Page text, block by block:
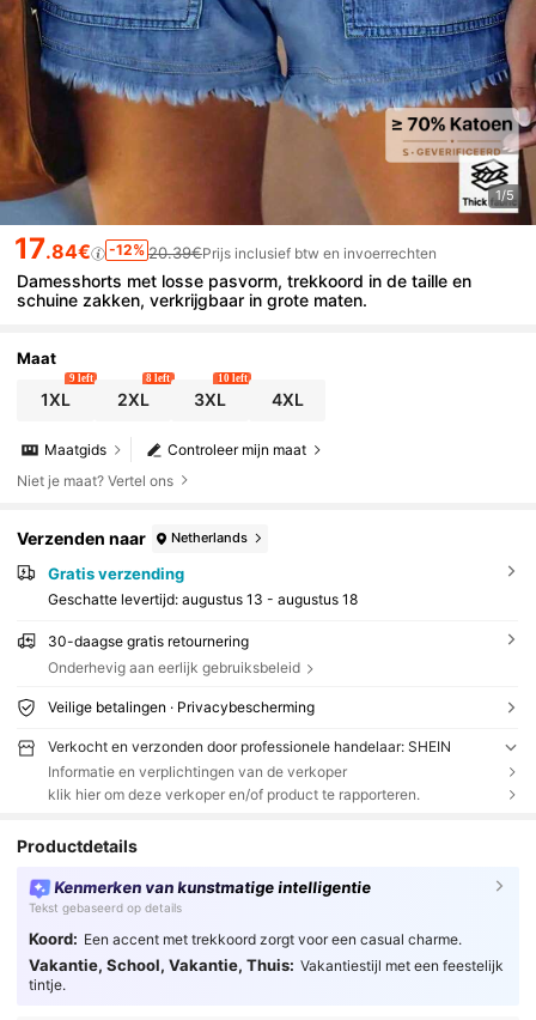
1/5
17.84€ -12% 20.39€Prijs inclusief btw en invoerrechten
Damesshorts met losse pasvorm, trekkoord in de taille en
schuine zakken, verkrijgbaar in grote maten.
Maat
1XL
9 left
2XL
8 left
3XL
10 left
4XL
Controleer mijn maat
Maatgids
Niet je maat? Vertel ons
Verzenden naar Netherlands
Gratis verzending
Geschatte levertijd: augustus 13 - augustus 18
30-daagse gratis retournering
Onderhevig aan eerlijk gebruiksbeleid
Veilige betalingen · Privacybescherming
Verkocht en verzonden door professionele handelaar: SHEIN
Informatie en verplichtingen van de verkoper
klik hier om deze verkoper en/of product te rapporteren.
Productdetails
Kenmerken van kunstmatige intelligentie
Tekst gebaseerd op details
Koord: Een accent met trekkoord zorgt voor een casual charme.
Vakantie, School, Vakantie, Thuis: Vakantiestijl met een feestelijk
tintje.